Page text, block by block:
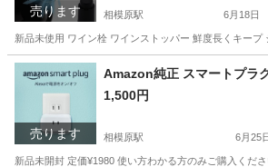
売ります 相模原駅 6月18日
新品未使用 ワイン栓 ワインストッパー 鮮度長くキー
神奈川 相模原市 相模原駅 家庭用品
売ります
Amazon純正 スマートプラ
1,500円
相模原駅 6月25
新品未開封 定価¥1980 使い方わかる方のみご購入くだ